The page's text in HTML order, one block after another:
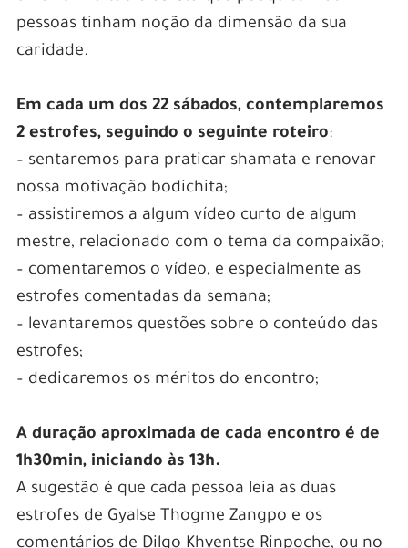
pessoas tinham noção da dimensão da sua
caridade.
Em cada um dos 22 sábados, contemplaremos
2 estrofes, seguindo o seguinte roteiro:
– sentaremos para praticar shamata e renovar
nossa motivação bodichita;
– assistiremos a algum vídeo curto de algum
mestre, relacionado com o tema da compaixão;
– comentaremos o vídeo, e especialmente as
estrofes comentadas da semana;
– levantaremos questões sobre o conteúdo das
estrofes;
– dedicaremos os méritos do encontro;
A duração aproximada de cada encontro é de
1h30min, iniciando às 13h.
A sugestão é que cada pessoa leia as duas
estrofes de Gyalse Thogme Zangpo e os